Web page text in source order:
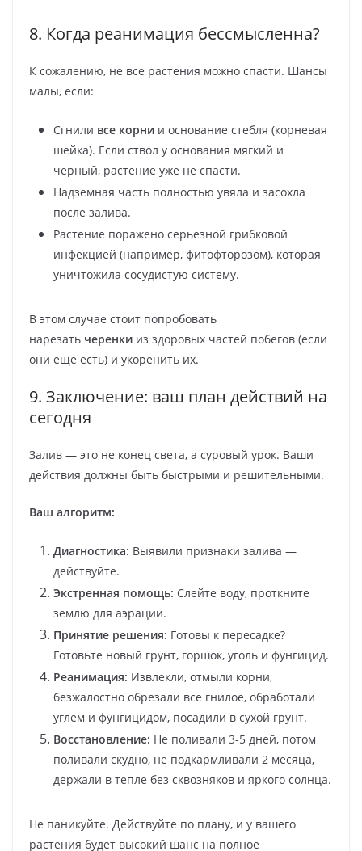
8. Когда реанимация бессмысленна?
К сожалению, не все растения можно спасти. Шансы
малы, если:
Сгнили все корни и основание стебля (корневая
шейка). Если ствол у основания мягкий и
черный, растение уже не спасти.
Надземная часть полностью увяла и засохла
после залива.
Растение поражено серьезной грибковой
инфекцией (например, фитофторозом), которая
уничтожила сосудистую систему.
В этом случае стоит попробовать
нарезать черенки из здоровых частей побегов (если
они еще есть) и укоренить их.
9. Заключение: ваш план действий на
сегодня
Залив — это не конец света, а суровый урок. Ваши
действия должны быть быстрыми и решительными.
Ваш алгоритм:
Диагностика: Выявили признаки залива —
действуйте.
Экстренная помощь: Слейте воду, проткните
землю для аэрации.
Принятие решения: Готовы к пересадке?
Готовьте новый грунт, горшок, уголь и фунгицид.
Реанимация: Извлекли, отмыли корни,
безжалостно обрезали все гнилое, обработали
углем и фунгицидом, посадили в сухой грунт.
Восстановление: Не поливали 3-5 дней, потом
поливали скудно, не подкармливали 2 месяца,
держали в тепле без сквозняков и яркого солнца.
Не паникуйте. Действуйте по плану, и у вашего
растения будет высокий шанс на полное